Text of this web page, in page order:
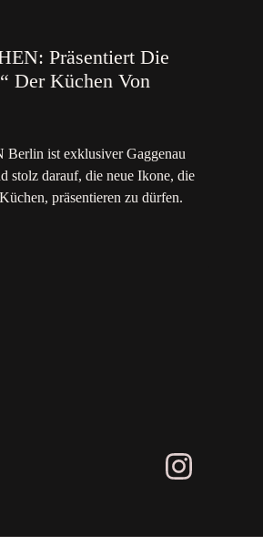
Präsentiert Die
Der Küchen Von
ist exklusiver Gaggenau
stolz darauf, die neue Ikone, die
präsentieren zu dürfen.